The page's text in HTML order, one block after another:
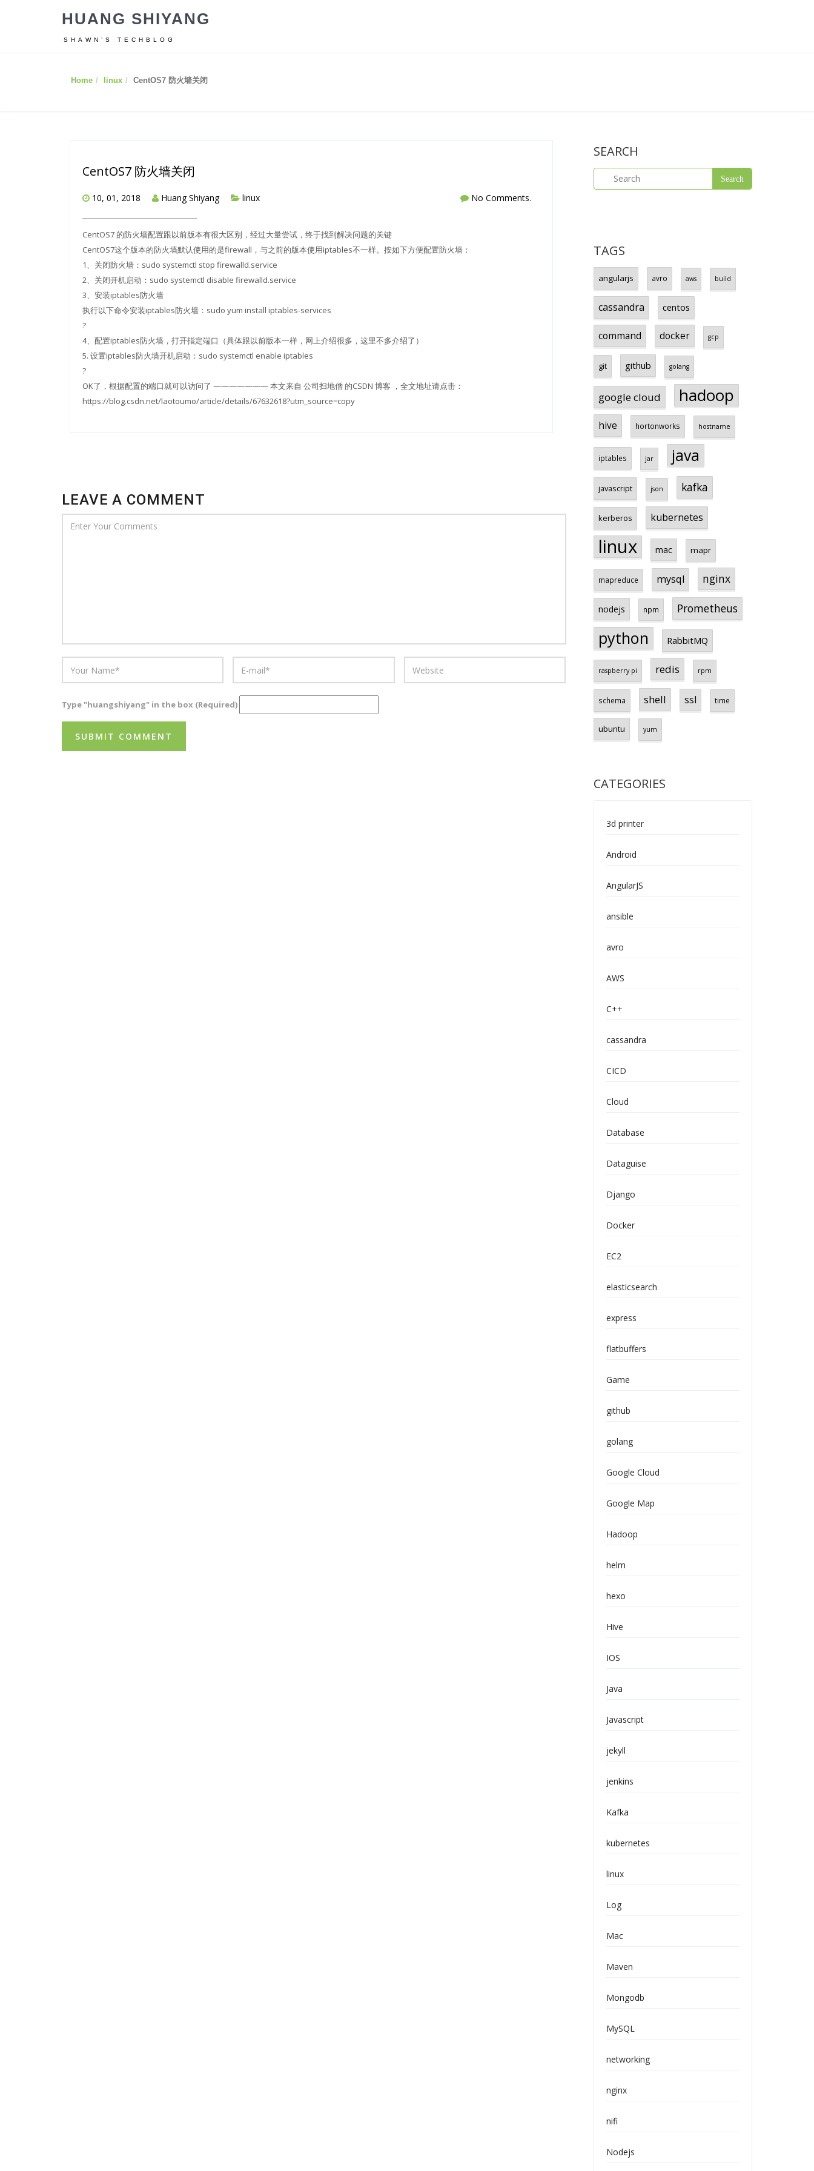
HUANG SHIYANG
SHAWN’S TECHBLOG
Home linux CentOS7 防火墙关闭
CentOS7 防火墙关闭
10, 01, 2018 Huang Shiyang linux No Comments.
CentOS7 的防火墙配置跟以前版本有很大区别，经过大量尝试，终于找到解决问题的关键
CentOS7这个版本的防火墙默认使用的是firewall，与之前的版本使用iptables不一样。按如下方便配置防火墙：
1、关闭防火墙：sudo systemctl stop firewalld.service
2、关闭开机启动：sudo systemctl disable firewalld.service
3、安装iptables防火墙
执行以下命令安装iptables防火墙：sudo yum install iptables-services
?
4、配置iptables防火墙，打开指定端口（具体跟以前版本一样，网上介绍很多，这里不多介绍了）
5. 设置iptables防火墙开机启动：sudo systemctl enable iptables
?
OK了，根据配置的端口就可以访问了 ——————— 本文来自 公司扫地僧 的CSDN 博客 ，全文地址请点击：
https://blog.csdn.net/laotoumo/article/details/67632618?utm_source=copy
LEAVE A COMMENT
Type "huangshiyang" in the box (Required)
SEARCH
TAGS
angularjs avro aws build
cassandra centos
command docker gcp
git github golang
google cloud hadoop
hive hortonworks hostname
iptables jar java
javascript json kafka
kerberos kubernetes
linux mac mapr
mapreduce mysql nginx
nodejs npm Prometheus
python RabbitMQ
raspberry pi redis rpm
schema shell ssl time
ubuntu yum
CATEGORIES
3d printer
Android
AngularJS
ansible
avro
AWS
C++
cassandra
CICD
Cloud
Database
Dataguise
Django
Docker
EC2
elasticsearch
express
flatbuffers
Game
github
golang
Google Cloud
Google Map
Hadoop
helm
hexo
Hive
IOS
Java
Javascript
jekyll
jenkins
Kafka
kubernetes
linux
Log
Mac
Maven
Mongodb
MySQL
networking
nginx
nifi
Nodejs